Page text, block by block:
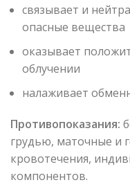
связывает и
опасные вещества
оказывает
облучении
налаживает
Противопоказания:
грудью, маточные и
кровотечения,
компонентов.